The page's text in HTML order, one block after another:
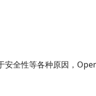
安全性等各种原因，